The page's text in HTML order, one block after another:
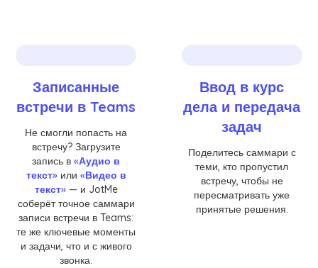
Записанные
встречи в Teams
Не смогли попасть на
встречу? Загрузите
запись в«Аудио в
текст»или «Видео в
текст»— и JotMe
соберёт точное саммари
записи встречи в Teams:
те же ключевые моменты
и задачи, что и с живого
звонка.
Ввод в курс
дела и передача
задач
Поделитесь саммари с
теми, кто пропустил
встречу, чтобы не
пересматривать уже
принятые решения.